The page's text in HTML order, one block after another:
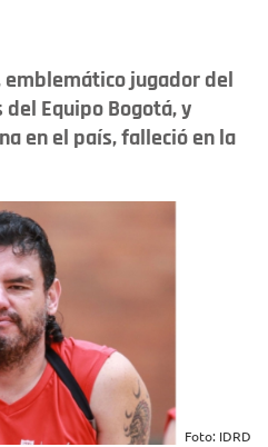
emblemático jugador del
Equipo Bogotá, y
en el país, falleció en la
Foto: IDRD